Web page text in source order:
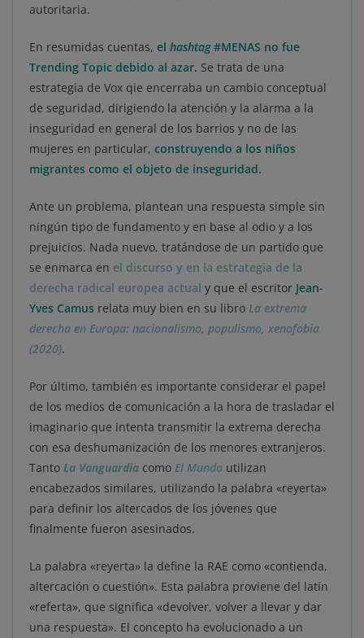
autoritaria.
En resumidas cuentas, el hashtag#MENAS no fue
Trending Topic debido al azar. Se trata de una
estrategia de Vox qie encerraba un cambio conceptual
de seguridad, dirigiendo la atención y la alarma a la
inseguridad en general de los barrios y no de las
mujeres en particular, construyendo a los niños
migrantes como el objeto de inseguridad.
Ante un problema, plantean una respuesta simple sin
ningún tipo de fundamento y en base al odio y a los
prejuicios. Nada nuevo, tratándose de un partido que
se enmarca en el discurso y en la estrategia de la
derecha radical europea actual y que el escritor Jean-
Yves Camus relata muy bien en su libro La extrema
derecha en Europa: nacionalismo, populismo, xenofobia
(2020).
Por último, también es importante considerar el papel
de los medios de comunicación a la hora de trasladar el
imaginario que intenta transmitir la extrema derecha
con esa deshumanización de los menores extranjeros.
Tanto La Vanguardia como El Mundo utilizan
encabezados similares, utilizando la palabra «reyerta»
para definir los altercados de los jóvenes que
finalmente fueron asesinados.
La palabra «reyerta» la define la RAE como «contienda,
altercación o cuestión». Esta palabra proviene del latín
«referta», que significa «devolver, volver a llevar y dar
una respuesta». El concepto ha evolucionado a un